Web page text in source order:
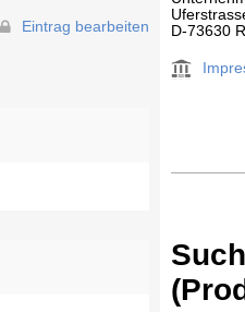
Eintrag bearbeiten
D-73630